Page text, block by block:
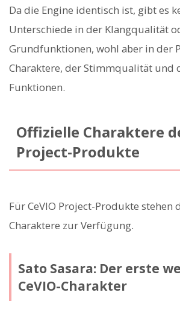
Da die Engine identisch ist, gibt es
Unterschiede in der Klangqualität
Grundfunktionen, wohl aber in der
Charaktere, der Stimmqualität und
Funktionen.
Offizielle Charaktere
Project-Produkte
Für CeVIO Project-Produkte stehen
Charaktere zur Verfügung.
Sato Sasara: Der erste
CeVIO-Charakter